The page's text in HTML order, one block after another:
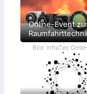
Online-Event
Bild: InfraTec